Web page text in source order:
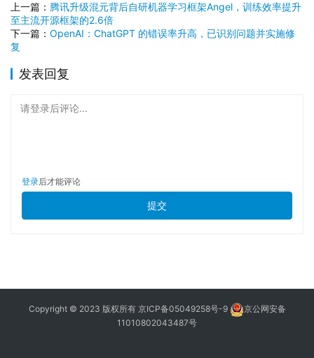
上一篇： 腾讯升级混元背后自研机器学习框架Angel，训练效率提升
至主流开源框架的2.6倍
下一篇： OpenAI：ChatGPT 的错误率升高，已识别问题并实施修
复
发表回复
请登录后评论...
登录后才能评论
提交
Copyright © 2023 版权所有 京ICP备05049258号-9
京公网安备
11010802043487号